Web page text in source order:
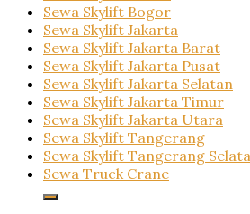
Sewa Skylift Bogor
Sewa Skylift Jakarta
Sewa Skylift Jakarta Barat
Sewa Skylift Jakarta Pusat
Sewa Skylift Jakarta Selatan
Sewa Skylift Jakarta Timur
Sewa Skylift Jakarta Utara
Sewa Skylift Tangerang
Sewa Skylift Tangerang
Sewa Truck Crane